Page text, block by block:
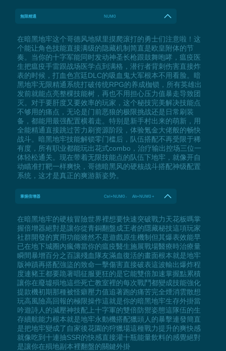
無限精通 NUM0
在暗黑地牢这个哥德风地狱里摸爬滚打的勇士们注意啦！这
个能让角色技能直接满级的隐藏机制简直是欧皇附体的节
奏。当你的十字军能同时发动神圣长枪跟鼓舞咆哮，瘟疫医
生把瘟疫手雷跟战场医学点到满格，潜行者背刺伤害直接炸
表的时候，打血色宫廷DLC的吸血鬼大军根本不用看脸。暗
黑地牢无限精通系统打破传统RPG的养成枷锁，所有英雄出
发前就能点亮整棵技能树，再也不用担心压力值暴走导致团
灭。对于要肝度又要效率的玩家，这个秘技完美解决技能点
不够用的痛点，无论是门前恶狼的极限挑战还是日常刷装
备，都能用最强配置横着走。特别是新手村出来的萌新，用
全能精通直接跳过苦力刷资源阶段，体验氪金大佬般的畅快
战斗。暗黑地牢技能解锁零门槛后，队伍搭配不再受限于稀
有度，所有职业都能玩出花式combo，治疗输出控场三位一
体轻松通关。现在带着无限技能点的队伍下地牢，就像开自
动瞄准打靶一样爽快，哥德暗黑风的硬核战斗搭配神级配置
系统，这才是真正的爽游新姿势。
掌握倍增器 Ctrl+NUM0 - Alt+NUM0 +
在暗黑地牢的硬核冒險世界裡想要快速突破戰力天花板嗎掌
握倍增器絕對是讓你從青銅翻盤成王者的隱藏秘技這項玩家
社群開發的實用功能雖然不是遊戲原生機制但其爆表效能早
已在地下城圈內瘋傳當你的瘟疫醫生施展戰場醫療時治療量
瞬間暴增百分之百讓殘血隊友滿血復活的畫面根本就是地牢
版神蹟再搭配強盜的致命一擊傷害直接破表這波輸出爆炸程
度連豬王都要跪著唱征服更狂的是它能雙倍加速掌握點累積
讓你在廢墟殞地這些死亡教室裡的每次戰鬥都變成技能強化
提款機初期那種被怪癖壓力值追著跑的痛苦完全煙消雲散想
玩高風險高回報的極限操作這就是你的暗黑地牢生存外掛當
吟遊詩人的減壓神技配上十字軍的雙倍防禦姿態這隊伍的生
存續航能力根本就是地牢永動機搭配獵頭人的暴擊連發簡直
是把地牢變成了自家後花園的狩獵場這種戰力提升的爽快感
就像吃到十連抽SSR的快感直接灌十瓶能量飲料的感覺絕對
是讓你在殞地副本裡翻盤的關鍵外掛